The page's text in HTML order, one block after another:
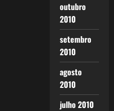
outubro
2010
setembro
2010
agosto
2010
julho 2010